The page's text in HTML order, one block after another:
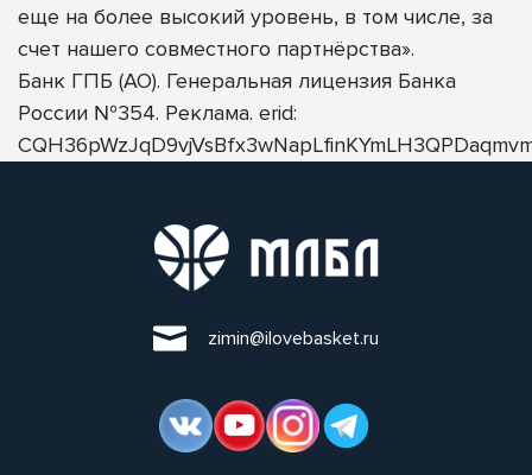
еще на более высокий уровень, в том числе, за
счет нашего совместного партнёрства».
Банк ГПБ (АО). Генеральная лицензия Банка
России №354. Реклама. erid:
zimin@ilovebasket.ru